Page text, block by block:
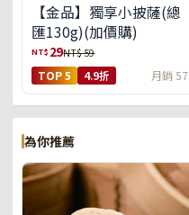
【金品】獨享小披薩(總
匯130g)(加價購)
NT$ 29NT$ 59
TOP 5 4.9折 月銷 57
為你推薦